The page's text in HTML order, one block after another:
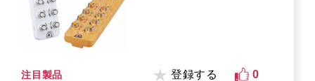
注目製品 登録する 0